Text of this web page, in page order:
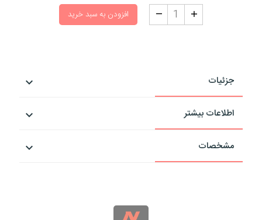
افزودن به سبد خرید
جزئیات
اطلاعات بیشتر
مشخصات